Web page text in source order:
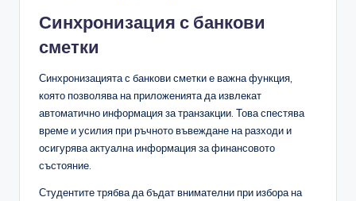
Синхронизация с банкови
сметки
Синхронизацията с банкови сметки е важна функция,
която позволява на приложенията да извлекат
автоматично информация за транзакции. Това спестява
време и усилия при ръчното въвеждане на разходи и
осигурява актуална информация за финансовото
състояние.
Студентите трябва да бъдат внимателни при избора на